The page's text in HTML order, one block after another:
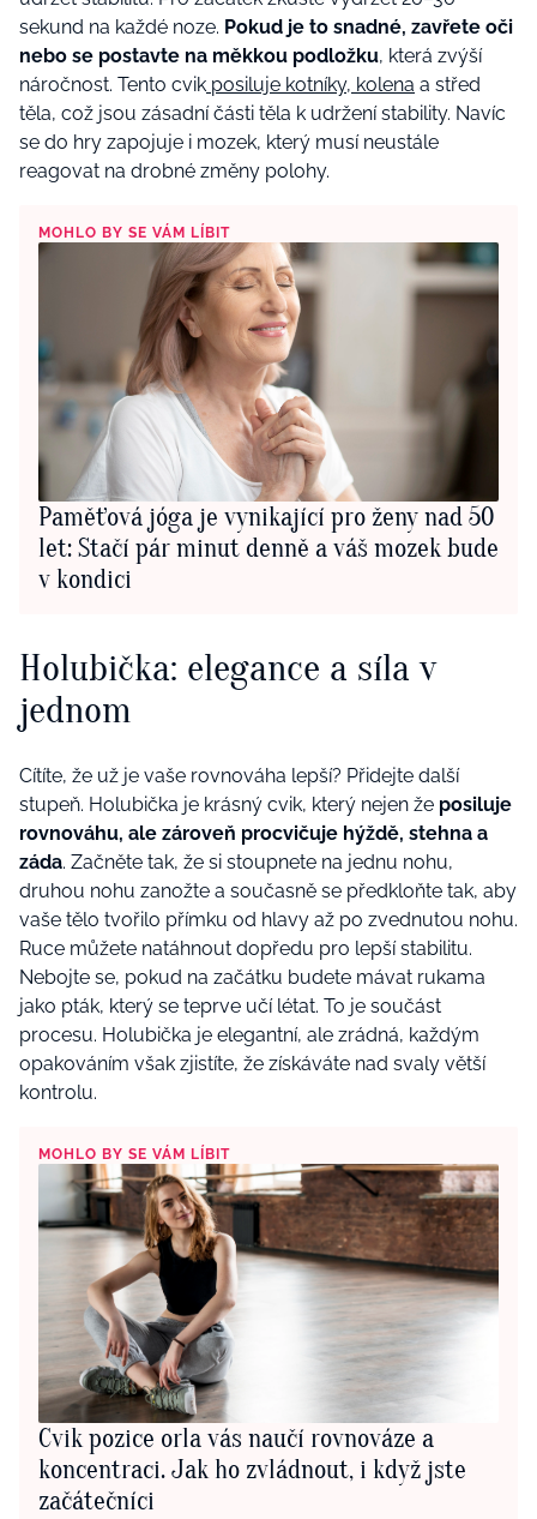
sekund na každé noze. Pokud je to snadné, zavřete oči
nebo se postavte na měkkou podložku, která zvýší
náročnost. Tento cvik posiluje kotníky, kolena a střed
těla, což jsou zásadní části těla k udržení stability. Navíc
se do hry zapojuje i mozek, který musí neustále
reagovat na drobné změny polohy.
MOHLO BY SE VÁM LÍBIT
Paměťová jóga je vynikající pro ženy nad 50
let: Stačí pár minut denně a váš mozek bude
v kondici
Holubička: elegance a síla v
jednom
Cítíte, že už je vaše rovnováha lepší? Přidejte další
stupeň. Holubička je krásný cvik, který nejen že posiluje
rovnováhu, ale zároveň procvičuje hýždě, stehna a
záda. Začněte tak, že si stoupnete na jednu nohu,
druhou nohu zanožte a současně se předkloňte tak, aby
vaše tělo tvořilo přímku od hlavy až po zvednutou nohu.
Ruce můžete natáhnout dopředu pro lepší stabilitu.
Nebojte se, pokud na začátku budete mávat rukama
jako pták, který se teprve učí létat. To je součást
procesu. Holubička je elegantní, ale zrádná, každým
opakováním však zjistíte, že získáváte nad svaly větší
kontrolu.
MOHLO BY SE VÁM LÍBIT
Cvik pozice orla vás naučí rovnováze a
koncentraci. Jak ho zvládnout, i když jste
začátečníci